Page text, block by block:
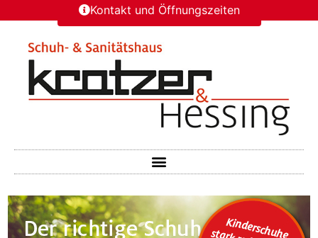
Kontakt und Öffnungszeiten